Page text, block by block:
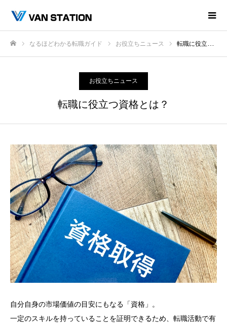
なるほどわかる転職ガイド お役立ちニュース 転職に役立つ資格とは？
お役立ちニュース
転職に役立つ資格とは？
自分自身の市場価値の目安にもなる「資格」。
一定のスキルを持っていることを証明できるため、転職活動で有